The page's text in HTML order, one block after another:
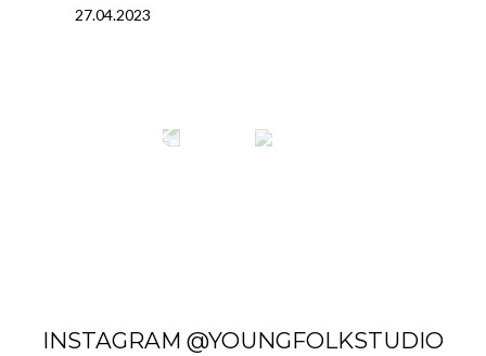
27.04.2023
INSTAGRAM @YOUNGFOLKSTUDIO